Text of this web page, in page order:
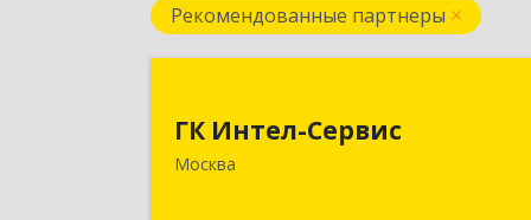
Рекомендованные партнеры
ГК Интел-Сервис
Москва
117105, Москва г, Варшавское ш,